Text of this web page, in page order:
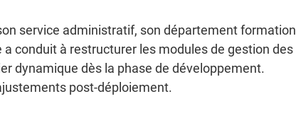
service administratif, son département formation
conduit à restructurer les modules de gestion des
dynamique dès la phase de développement.
post-déploiement.